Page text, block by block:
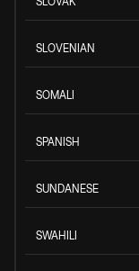
SLOVENIAN
SOMALI
SPANISH
SUNDANESE
SWAHILI